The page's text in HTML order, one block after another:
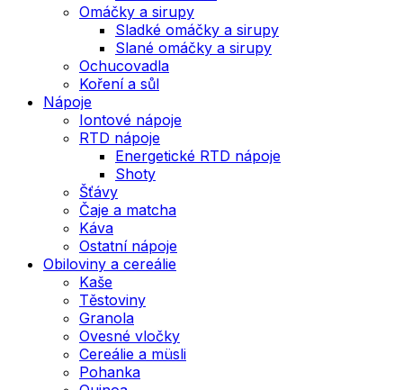
Omáčky a sirupy
Sladké omáčky a sirupy
Slané omáčky a sirupy
Ochucovadla
Koření a sůl
Nápoje
Iontové nápoje
RTD nápoje
Energetické RTD nápoje
Shoty
Šťávy
Čaje a matcha
Káva
Ostatní nápoje
Obiloviny a cereálie
Kaše
Těstoviny
Granola
Ovesné vločky
Cereálie a müsli
Pohanka